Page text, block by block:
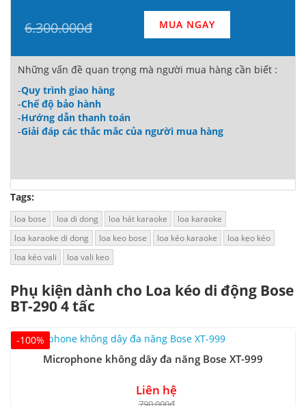
6.300.000đ MUA NGAY
Những vấn đề quan trọng mà người mua hàng cần biết :
-Quy trình giao hàng
-Chế độ bảo hành
-Hướng dẫn thanh toán
-Giải đáp các thắc mắc của người mua hàng
Tags:
loa bose loa di dong loa hát karaoke
loa karaoke
loa karaoke di dong
loa keo bose loa kéo karaoke
loa kẹo kéo
loa kéo vali
loa vali keo
Phụ kiện dành cho Loa kéo di động Bose
BT-290 4 tấc
-100%
Microphone không dây đa năng Bose XT-999
Liên hệ